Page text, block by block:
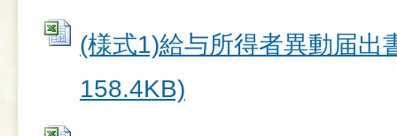
(様式1)給与所得者異動届出
158.4KB)